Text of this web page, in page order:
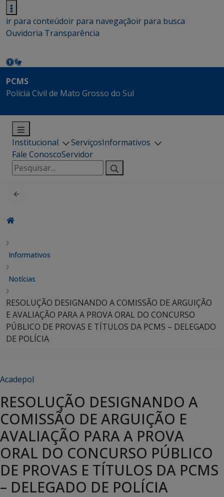
ir para conteúdoir para navegaçãoir para busca
Ouvidoria Transparência
PCMS
Polícia Civil de Mato Grosso do Sul
Institucional ServiçosInformativos
Fale ConoscoServidor
Pesquisar
por:
Informativos
Notícias
RESOLUÇÃO DESIGNANDO A COMISSÃO DE ARGUIÇÃO
E AVALIAÇÃO PARA A PROVA ORAL DO CONCURSO
PÚBLICO DE PROVAS E TÍTULOS DA PCMS – DELEGADO
DE POLÍCIA
Acadepol
RESOLUÇÃO DESIGNANDO A
COMISSÃO DE ARGUIÇÃO E
AVALIAÇÃO PARA A PROVA
ORAL DO CONCURSO PÚBLICO
DE PROVAS E TÍTULOS DA PCMS
– DELEGADO DE POLÍCIA